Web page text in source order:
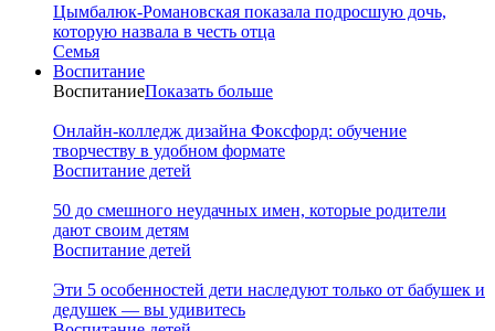
Цымбалюк-Романовская показала подросшую дочь,
которую назвала в честь отца
Семья
Воспитание
ВоспитаниеПоказать больше
Онлайн-колледж дизайна Фоксфорд: обучение
творчеству в удобном формате
Воспитание детей
50 до смешного неудачных имен, которые родители
дают своим детям
Воспитание детей
Эти 5 особенностей дети наследуют только от бабушек и
дедушек — вы удивитесь